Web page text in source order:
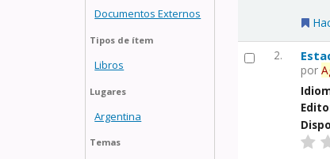
Documentos Externos
Tipos de ítem
Libros
Lugares
Argentina
Temas
2.
por